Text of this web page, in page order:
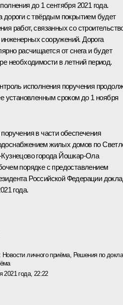
до 1 сентября 2021 года.
дороги с твёрдым покрытием будет
работ, связанных со
сооружений. Дорога
расчищается от снега и будет
необходимости в летний период.
исполнения поручения
установленным сроком до 1 ноября
в части обеспечения
жилых домов по
города Йошкар-Ола
порядке с предоставлением
Российской Федерации
года.
Новости личного приёма, Решения по
2021 года, 22:22